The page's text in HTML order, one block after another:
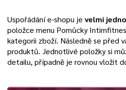
Uspořádání e-shopu je velmi
položce menu Pomůcky
kategorii zboží. Následně se před
produktů. Jednotlivé položky si
detailu, případně je rovnou vložit